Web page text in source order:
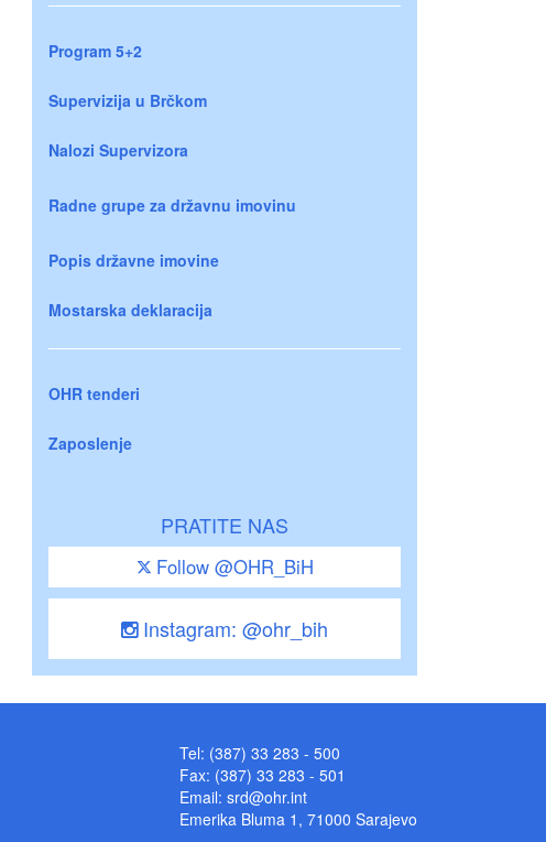
Program 5+2
Supervizija u Brčkom
Nalozi Supervizora
Radne grupe za državnu imovinu
Popis državne imovine
Mostarska deklaracija
OHR tenderi
Zaposlenje
PRATITE NAS
Follow @OHR_BiH
Instagram: @ohr_bih
Tel: (387) 33 283 - 500
Fax: (387) 33 283 - 501
Email: srd@ohr.int
Emerika Bluma 1, 71000 Sarajevo